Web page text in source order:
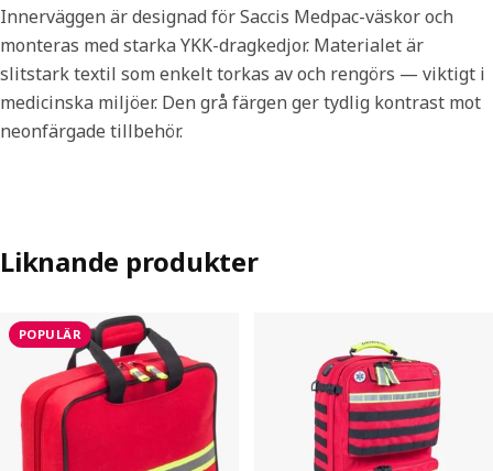
Innerväggen är designad för Saccis Medpac-väskor och
monteras med starka YKK-dragkedjor. Materialet är
slitstark textil som enkelt torkas av och rengörs — viktigt i
medicinska miljöer. Den grå färgen ger tydlig kontrast mot
neonfärgade tillbehör.
Liknande produkter
POPULÄR